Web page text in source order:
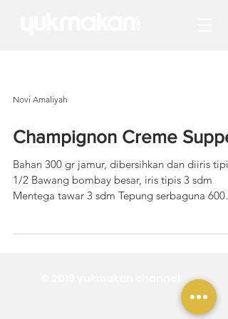
Novi Amaliyah
Champignon Creme Suppe
Bahan 300 gr jamur, dibersihkan dan diiris tipis
1/2 Bawang bombay besar, iris tipis 3 sdm
Mentega tawar 3 sdm Tepung serbaguna 600